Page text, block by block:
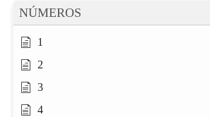
NÚMEROS
1
2
3
4